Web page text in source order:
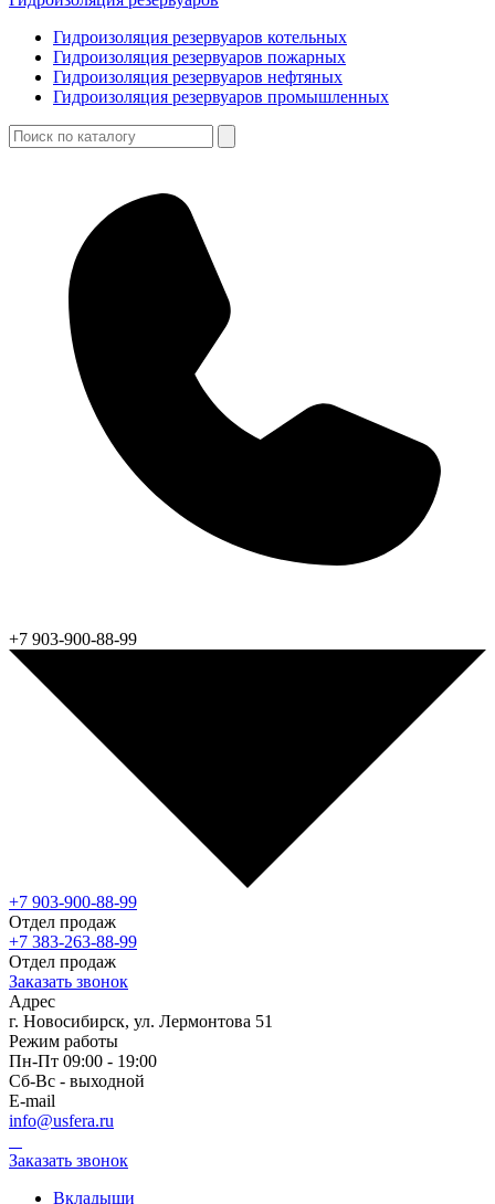
Гидроизоляция резервуаров котельных
Гидроизоляция резервуаров пожарных
Гидроизоляция резервуаров нефтяных
Гидроизоляция резервуаров промышленных
+7 903-900-88-99
+7 903-900-88-99
Отдел продаж
+7 383-263-88-99
Отдел продаж
Заказать звонок
Адрес
г. Новосибирск, ул. Лермонтова 51
Режим работы
Пн-Пт 09:00 - 19:00
Сб-Вс - выходной
E-mail
info@usfera.ru
Заказать звонок
Вкладыши